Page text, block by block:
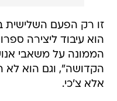
זו רק הפעם השלישית
הוא עיבוד ליצירה
הממונה על משאבי
הקדושה", וגם הוא לא
אלא צ'כי.